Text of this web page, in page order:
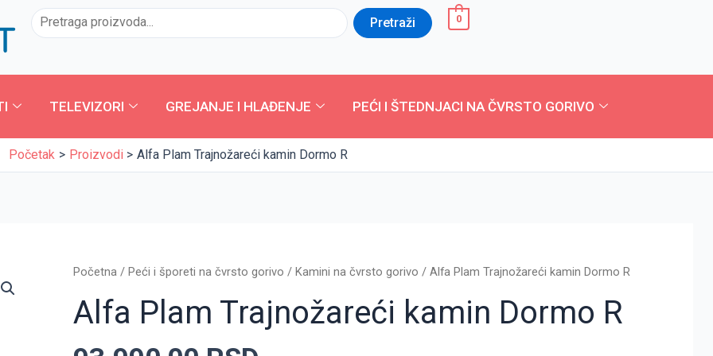
Pretraga Pretraži 0
TELEVIZORI GREJANJE I HLAĐENJE PEĆI I ŠTEDNJACI NA ČVRSTO GORIVO
Početak Proizvodi Alfa Plam Trajnožareći kamin Dormo R
Početna /Peći i šporeti na čvrsto gorivo /Kamini na čvrsto gorivo / Alfa Plam Trajnožareći kamin Dormo R
Alfa Plam Trajnožareći kamin Dormo R
Alfa
Trajnožareći